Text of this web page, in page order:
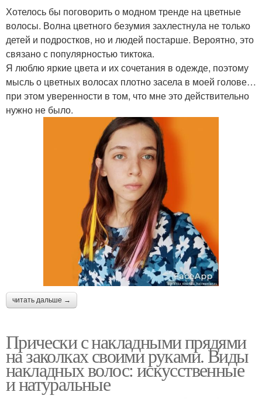
Хотелось бы поговорить о модном тренде на цветные
волосы. Волна цветного безумия захлестнула не только
детей и подростков, но и людей постарше. Вероятно, это
связано с популярностью тиктока.
Я люблю яркие цвета и их сочетания в одежде, поэтому
мысль о цветных волосах плотно засела в моей голове…
при этом уверенности в том, что мне это действительно
нужно не было.
читать дальше →
Прически с накладными прядями
на заколках своими руками. Виды
накладных волос: искусственные
и натуральные